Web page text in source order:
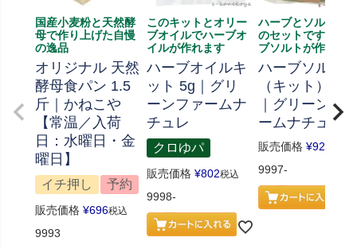
国産小麦粉と天然酵
母で作り上げた自慢
の逸品
オリジナル 天然
酵母食パン 1.5
斤｜かねこや
【常温／入荷
日：水曜日・金
曜日】
イチ押し 予約
販売価格 ¥696税込
9993
このキットとオリー
ブオイルでハーブオ
イルが作れます
ハーブオイルキ
ット 5g｜グリ
ーンファームナ
チュレ
クロゆパ
販売価格 ¥802税込
9998-
ハーブとソルト、
のセットです、ハ
ブソルトが作れま
ハーブソルト
（キット） 70g
｜グリーンフ
ームナチュレ
販売価格 ¥926
9997-